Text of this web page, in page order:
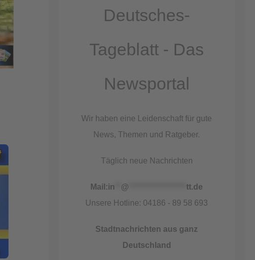
Deutsches-
Tageblatt - Das
Newsportal
Wir haben eine Leidenschaft für gute
News, Themen und Ratgeber.
Täglich neue Nachrichten
Mail:in @ *******************tt.de
Unsere Hotline: 04186 - 89 58 693
Stadtnachrichten aus ganz
Deutschland